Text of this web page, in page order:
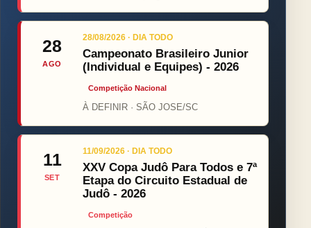
28
AGO
28/08/2026 · DIA TODO
Campeonato Brasileiro Junior
(Individual e Equipes) - 2026
Competição Nacional
À DEFINIR · SÃO JOSE/SC
11
SET
11/09/2026 · DIA TODO
XXV Copa Judô Para Todos e 7ª
Etapa do Circuito Estadual de
Judô - 2026
Competição